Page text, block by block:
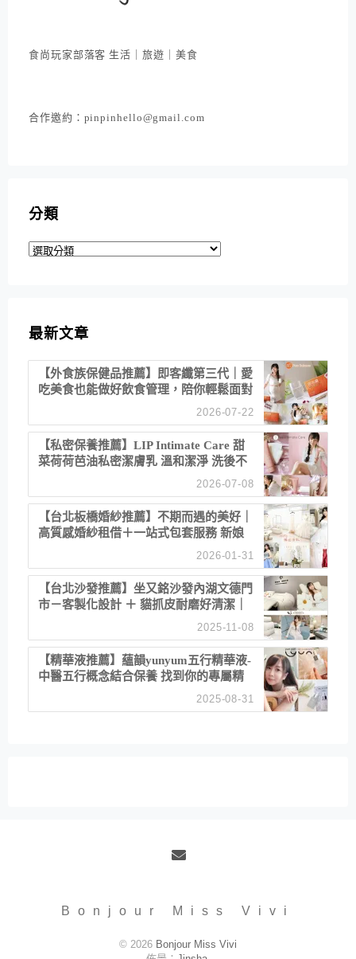
食尚玩家部落客 生活｜旅遊｜美食
合作邀約：pinpinhello@gmail.com
分類
分
最新文章
【外食族保健品推薦】即客纖第三代｜愛
吃美食也能做好飲食管理，陪你輕鬆面對
2026-07-22
【私密保養推薦】LIP Intimate Care 甜
菜荷荷芭油私密潔膚乳 溫和潔淨 洗後不
2026-07-08
【台北板橋婚紗推薦】不期而遇的美好｜
高質感婚紗租借＋一站式包套服務 新娘
2026-01-31
【台北沙發推薦】坐又銘沙發內湖文德門
市－客製化設計 ＋ 貓抓皮耐磨好清潔｜
直營直銷、價格透明 高CP值打造夢想
2025-11-08
【精華液推薦】蘊韻yunyum五行精華液-
中醫五行概念結合保養 找到你的專屬精
華！ 水㊀土㊀就選「潤・賦精華」維持
2025-08-31
Bonjour Miss Vivi
© 2026 Bonjour Miss Vivi